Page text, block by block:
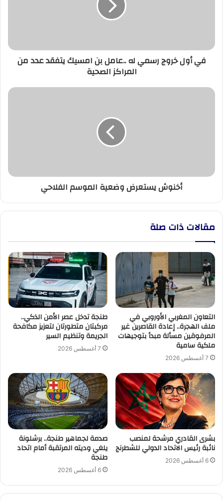
يتفقد
عدد
الصحية
في أول خروج رسمي له ..عامل بن امسيك يتفقد عدد من
المراكز الصحية
أخنوش
أخنوش يستعرض وضعية الموسم الفلاحي
مقالات ذات صلة
التعاون المغربي الأوروبي في
ملف الهجرة.. إعادة القاصرين غير
المرفوقين مسألة مبدأ بتوجيهات
ملكية سامية
7 أغسطس 2026
طنجة تدخل عصر الأمن الذكي..
مركبتان متطورتان لتعزيز مكافحة
الجريمة وتنظيم السير
7 أغسطس 2026
بشرى القادري مرشحة لمنصب
نائبة رئيس الاتحاد الدولي للشطرنج
6 أغسطس 2026
صدمة لجماهير طنجة.. برشلونة
يلغي وديته المرتقبة أمام اتحاد
طنجة
6 أغسطس 2026